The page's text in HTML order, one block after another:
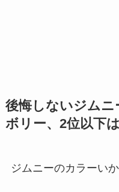
後悔しないジムニ
ボリー、2位以下
ジムニーのカラーい